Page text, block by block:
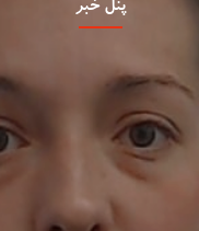
پنل خبر